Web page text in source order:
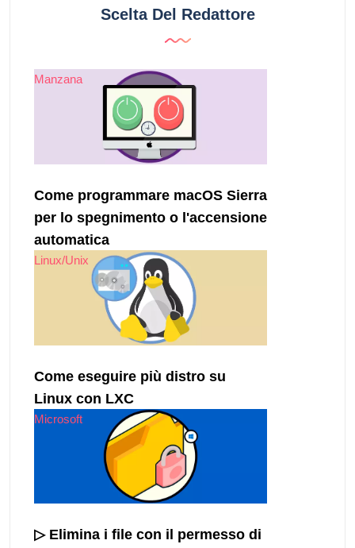
Scelta Del Redattore
Manzana
Come programmare macOS Sierra
per lo spegnimento o l'accensione
automatica
Linux/Unix
Come eseguire più distro su
Linux con LXC
Microsoft
▷ Elimina i file con il permesso di